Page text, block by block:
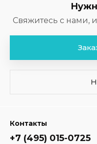
Свяжитесь с нами,
Контакты
+7 (495) 015-0725